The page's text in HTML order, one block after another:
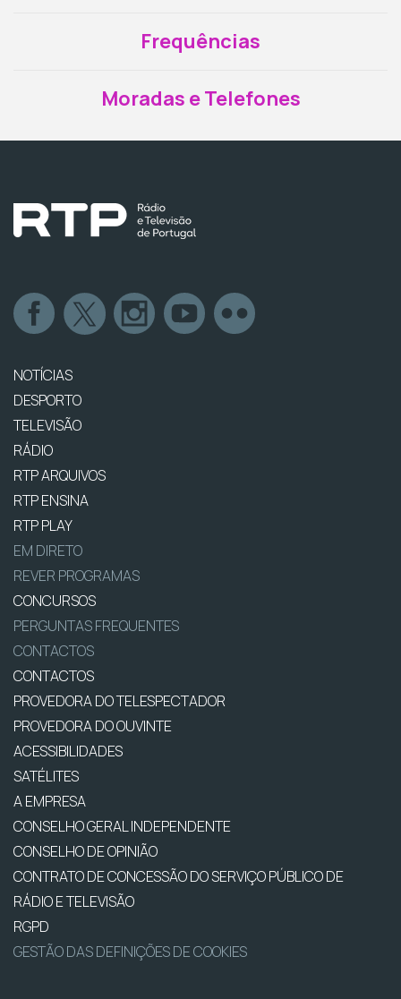
Frequências
Moradas e Telefones
NOTÍCIAS
DESPORTO
TELEVISÃO
RÁDIO
RTP ARQUIVOS
RTP ENSINA
RTP PLAY
EM DIRETO
REVER PROGRAMAS
CONCURSOS
PERGUNTAS FREQUENTES
CONTACTOS
CONTACTOS
PROVEDORA DO TELESPECTADOR
PROVEDORA DO OUVINTE
ACESSIBILIDADES
SATÉLITES
A EMPRESA
CONSELHO GERAL INDEPENDENTE
CONSELHO DE OPINIÃO
CONTRATO DE CONCESSÃO DO SERVIÇO PÚBLICO DE
RÁDIO E TELEVISÃO
RGPD
GESTÃO DAS DEFINIÇÕES DE COOKIES